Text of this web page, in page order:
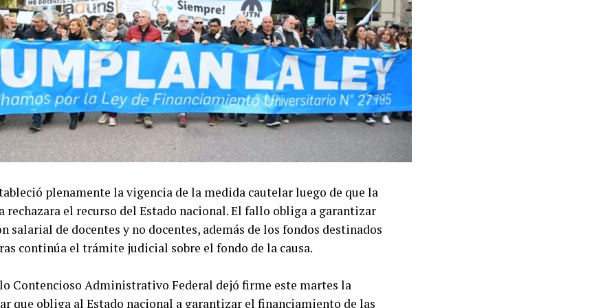
su rechazo al proyecto. En la misma línea se expresó el
Hugo Passalacqua, quien sostuvo que la provincia defenderá
y no aceptará modificaciones que faciliten el acceso de
a la propiedad de tierras.
no se limitó al pronunciamiento de los mandatarios provinciales. En
también se pronunciaron en contra los radicales Flavio Fama y
quienes permanecían indecisos hasta el martes. A ellos se
José María Carambia y Flavia Royón, consolidando una
el oficialismo reconoció que resultaba imposible revertir el
votación y optó por retirar el punto más conflictivo antes de
derrota parlamentaria.
plenamente la vigencia de la medida cautelar luego de que la
rechazara el recurso del Estado nacional. El fallo obliga a garantizar
salarial de docentes y no docentes, además de los fondos destinados
continúa el trámite judicial sobre el fondo de la causa.
Contencioso Administrativo Federal dejó firme este martes la
que obliga al Estado nacional a garantizar el financiamiento de las